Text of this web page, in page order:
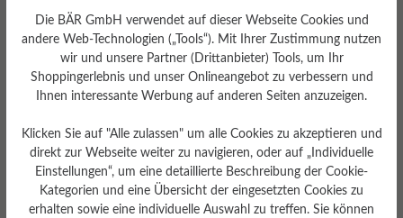
Passform
Schlanke Passform
Bewertungen lesen
Die BÄR GmbH verwendet auf dieser Webseite Cookies und
andere Web-Technologien („Tools“). Mit Ihrer Zustimmung nutzen
wir und unsere Partner (Drittanbieter) Tools, um Ihr
Shoppingerlebnis und unser Onlineangebot zu verbessern und
Ihnen interessante Werbung auf anderen Seiten anzuzeigen.
Klicken Sie auf "Alle zulassen" um alle Cookies zu akzeptieren und
direkt zur Webseite weiter zu navigieren, oder auf „Individuelle
Einstellungen“, um eine detaillierte Beschreibung der Cookie-
Kategorien und eine Übersicht der eingesetzten Cookies zu
erhalten sowie eine individuelle Auswahl zu treffen. Sie können